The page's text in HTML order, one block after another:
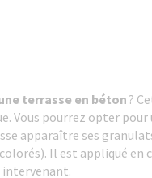
terrasse en béton?
Vous pourrez opter pour
apparaître ses
Il est appliqué
intervenant.